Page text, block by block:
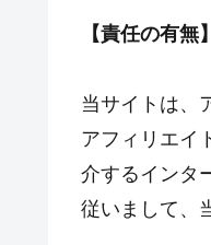
【責任の有無】
当サイトは、
アフィリエイ
介するインタ
従いまして、